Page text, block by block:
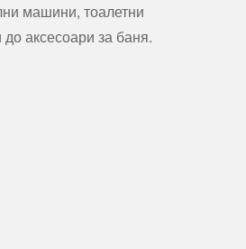
машини, тоалетни
до аксесоари за баня.